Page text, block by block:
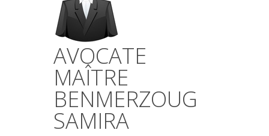
AVOCATE
MAÎTRE
BENMERZOUG
SAMIRA